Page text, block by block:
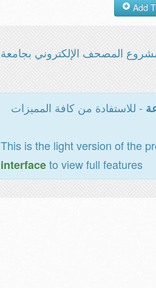
المصحف الإلكتروني بجامعة
- للاستفادة من كافة المميزات
This is the light version of the
interfaceto view full features